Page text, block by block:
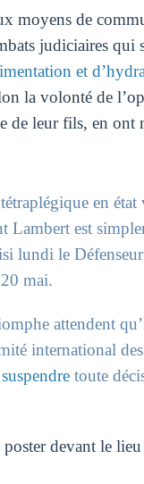
moyens de
judiciaires
et
la volonté de
leur fils, en ont
en
Lambert est
lundi le
mai.
attendent
international
toute
devant le